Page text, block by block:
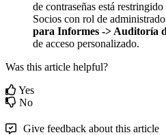
de contraseñas está restringido
Socios con rol de
para Informes -> Auditoría
de acceso personalizado.
Was this article helpful?
Yes
No
Give feedback about this article